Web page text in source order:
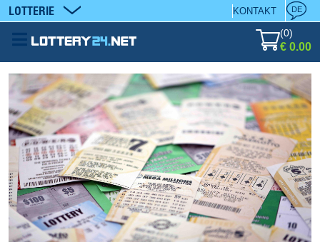
LOTTERIE KONTAKT DE
(0)
€ 0.00